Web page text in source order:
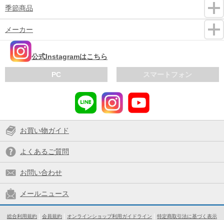
季節商品
メーカー
公式Instagramはこちら
スマートフォン
PC
お買い物ガイド
よくあるご質問
お問い合わせ
メールニュース
総合利用規約 会員規約 オンラインショップ利用ガイドライン 特定商取引法に基づく表示